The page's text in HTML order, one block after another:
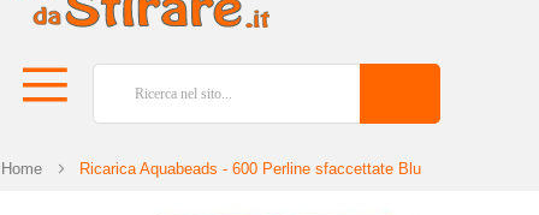
Home Ricarica Aquabeads - 600 Perline sfaccettate Blu